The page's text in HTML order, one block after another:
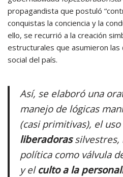
propagandista que postuló
conquistas la conciencia y la
ello, se recurrió a la creación
estructurales que asumieron las
social del país.
Así, se elaboró una
manejo de lógicas
(casi primitivas), el
liberadorassilvestres,
política como válvula
y el culto a la